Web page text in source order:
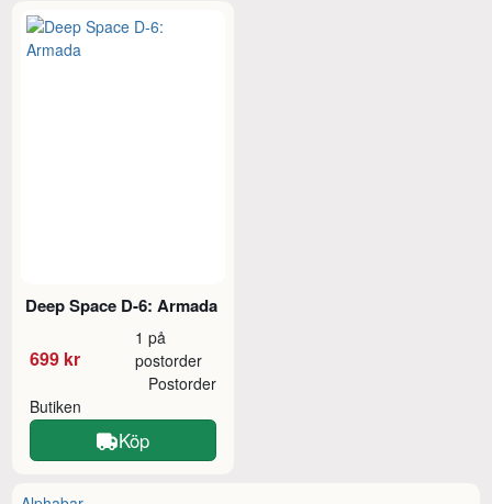
Deep Space D-6: Armada
699 kr
1 på
postorder
Butiken
Postorder
Köp